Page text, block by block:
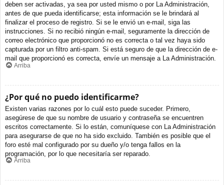
deben ser activadas, ya sea por usted mismo o por La Administración,
antes de que pueda identificarse; esta información se le brindará al
finalizar el proceso de registro. Si se le envió un e-mail, siga las
instrucciones. Si no recibió ningún e-mail, seguramente la dirección de
correo electrónico que proporcionó no es correcta o tal vez haya sido
capturada por un filtro anti-spam. Si está seguro de que la dirección de e-
mail que proporcionó es correcta, envíe un mensaje a La Administración.
Arriba
¿Por qué no puedo identificarme?
Existen varias razones por lo cuál esto puede suceder. Primero,
asegúrese de que su nombre de usuario y contraseña se encuentren
escritos correctamente. Si lo están, comuníquese con La Administración
para asegurarse de que no ha sido excluido. También es posible que el
foro esté mal configurado por su dueño y/o tenga fallos en la
programación, por lo que necesitaría ser reparado.
Arriba